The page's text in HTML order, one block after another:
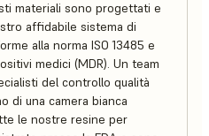
materiali sono progettati e
affidabile sistema di
alla norma ISO 13485 e
medici (MDR). Un team
del controllo qualità
di una camera bianca
le nostre resine per